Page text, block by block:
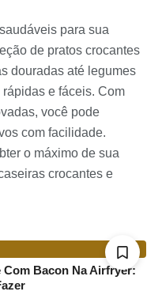
para sua
de pratos crocantes
douradas até legumes
e fáceis. Com
você pode
com facilidade.
o máximo de sua
crocantes e
Com Bacon Na Airfryer: